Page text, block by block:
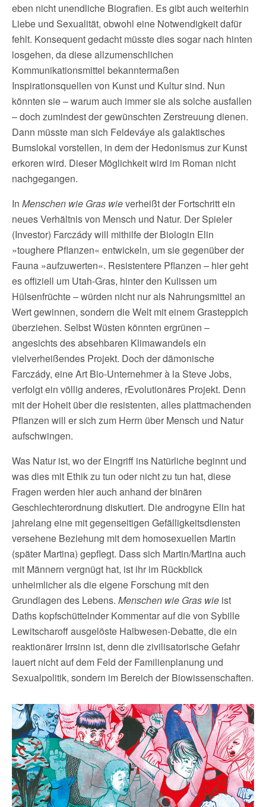
eben nicht unendliche Biografien. Es gibt auch weiterhin
Liebe und Sexualität, obwohl eine Notwendigkeit dafür
fehlt. Konsequent gedacht müsste dies sogar nach hinten
losgehen, da diese allzumenschlichen
Kommunikationsmittel bekanntermaßen
Inspirationsquellen von Kunst und Kultur sind. Nun
könnten sie – warum auch immer sie als solche ausfallen
– doch zumindest der gewünschten Zerstreuung dienen.
Dann müsste man sich Feldeváye als galaktisches
Bumslokal vorstellen, in dem der Hedonismus zur Kunst
erkoren wird. Dieser Möglichkeit wird im Roman nicht
nachgegangen.
In Menschen wie Gras wieverheißt der Fortschritt ein
neues Verhältnis von Mensch und Natur. Der Spieler
(Investor) Farczády will mithilfe der Biologin Elin
»toughere Pflanzen« entwickeln, um sie gegenüber der
Fauna »aufzuwerten«. Resistentere Pflanzen – hier geht
es offiziell um Utah-Gras, hinter den Kulissen um
Hülsenfrüchte – würden nicht nur als Nahrungsmittel an
Wert gewinnen, sondern die Welt mit einem Grasteppich
überziehen. Selbst Wüsten könnten ergrünen –
angesichts des absehbaren Klimawandels ein
vielverheißendes Projekt. Doch der dämonische
Farczády, eine Art Bio-Unternehmer à la Steve Jobs,
verfolgt ein völlig anderes, rEvolutionäres Projekt. Denn
mit der Hoheit über die resistenten, alles plattmachenden
Pflanzen will er sich zum Herrn über Mensch und Natur
aufschwingen.
Was Natur ist, wo der Eingriff ins Natürliche beginnt und
was dies mit Ethik zu tun oder nicht zu tun hat, diese
Fragen werden hier auch anhand der binären
Geschlechterordnung diskutiert. Die androgyne Elin hat
jahrelang eine mit gegenseitigen Gefälligkeitsdiensten
versehene Beziehung mit dem homosexuellen Martin
(später Martina) gepflegt. Dass sich Martin/Martina auch
mit Männern vergnügt hat, ist ihr im Rückblick
unheimlicher als die eigene Forschung mit den
Grundlagen des Lebens. Menschen wie Gras wie ist
Daths kopfschüttelnder Kommentar auf die von Sybille
Lewitscharoff ausgelöste Halbwesen-Debatte, die ein
reaktionärer Irrsinn ist, denn die zivilisatorische Gefahr
lauert nicht auf dem Feld der Familienplanung und
Sexualpolitik, sondern im Bereich der Biowissenschaften.